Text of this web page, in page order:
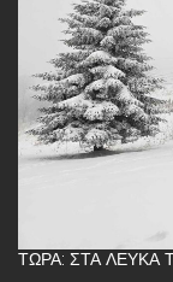
ΤΏΡΑ: ΣΤΑ ΛΕΥΚΆ